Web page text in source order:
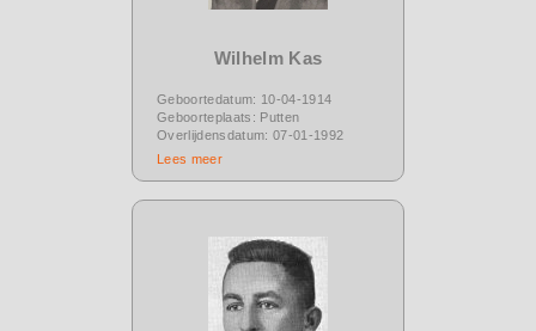
Wilhelm Kas
Geboortedatum: 10-04-1914
Geboorteplaats: Putten
Overlijdensdatum: 07-01-1992
Lees meer